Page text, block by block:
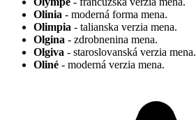
Olinia - moderná forma mena.
Olimpia - talianska verzia mena.
Olgina - zdrobnenina mena.
Olgiva - staroslovanská verzia mena.
Oliné - moderná verzia mena.